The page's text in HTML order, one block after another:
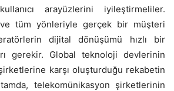
arayüzlerini iyileştirmeliler.
tüm yönleriyle gerçek bir müşteri
dijital dönüşümü hızlı bir
gerekir. Global teknoloji devlerinin
karşı oluşturduğu rekabetin
telekomünikasyon şirketlerinin